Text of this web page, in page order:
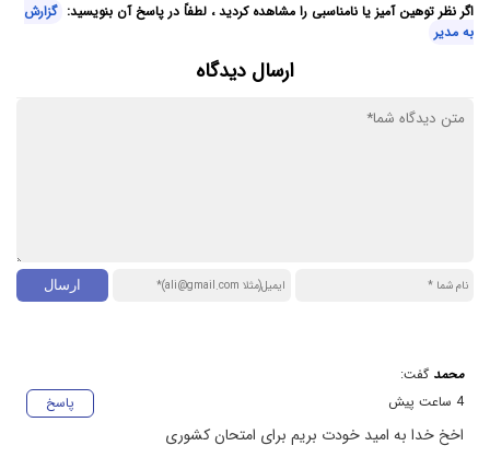
اگر نظر توهین آمیز یا نامناسبی را مشاهده کردید ، لطفاً در پاسخ آن بنویسید: گزارش
به مدیر
ارسال دیدگاه
محمد گفت:
پاسخ
4 ساعت پیش
اخخ خدا به امید خودت بریم برای امتحان کشوری